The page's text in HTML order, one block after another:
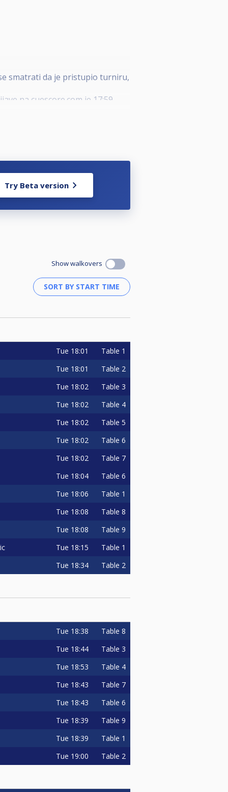
smatrati da je pristupio turniru,
na cuescore.com je 17:59
turnira gubi susret.
tijekom igre.
susreta, voditelji u interesu
je dužan prijaviti rezultat na
upotreba mobitela i sl.) će
datum ovisi o klupskom
u slučaju nedolaska natjecatelji
turnira)
turnira 70% i na 30% za
u omjeru 50% za
o rasporedu susreta).
putem aplikacije.
sljedeći CHALLENGE istog tipa.
bijelom kuglom, gubi
Try Beta version
Show walkovers
Tue 18:01 Table 1
Tue 18:01 Table 2
Tue 18:02 Table 3
Tue 18:02 Table 4
Tue 18:02 Table 5
Tue 18:02 Table 6
Tue 18:02 Table 7
Tue 18:04 Table 6
Tue 18:06 Table 1
Tue 18:08 Table 8
Tue 18:08 Table 9
Tue 18:15 Table 1
Tue 18:34 Table 2
Tue 18:38 Table 8
Tue 18:44 Table 3
Tue 18:53 Table 4
Tue 18:43 Table 7
Tue 18:43 Table 6
Tue 18:39 Table 9
Tue 18:39 Table 1
Tue 19:00 Table 2